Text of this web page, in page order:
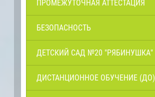
ПРОМЕЖУТОЧНАЯ АТТЕСТАЦИЯ
БЕЗОПАСНОСТЬ
ДЕТСКИЙ САД №20 "РЯБИНУШКА"
ДИСТАНЦИОННОЕ ОБУЧЕНИЕ (ДО)